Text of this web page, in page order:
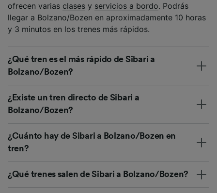
ofrecen varias clases y servicios a bordo. Podrás
llegar a Bolzano/Bozen en aproximadamente 10 horas
y 3 minutos en los trenes más rápidos.
¿Qué tren es el más rápido de Sibari a
Bolzano/Bozen?
¿Existe un tren directo de Sibari a
Bolzano/Bozen?
¿Cuánto hay de Sibari a Bolzano/Bozen en
tren?
¿Qué trenes salen de Sibari a Bolzano/Bozen?